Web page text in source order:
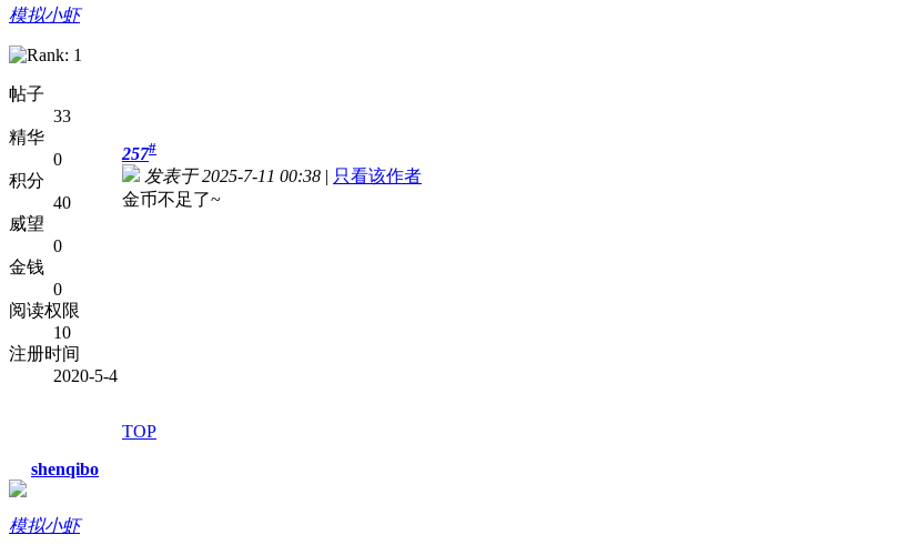
模拟小虾
帖子
33
精华
0
积分
40
威望
0
金钱
0
阅读权限
10
注册时间
2020-5-4
257#
发表于 2025-7-11 00:38 | 只看该作者
金币不足了~
TOP
shenqibo
模拟小虾